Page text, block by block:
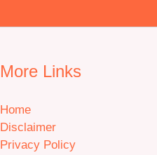
More Links
Home
Disclaimer
Privacy Policy